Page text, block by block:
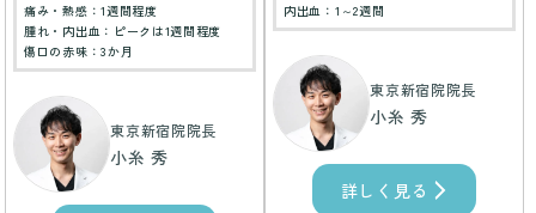
痛み・熱感：1週間程度
腫れ・内出血：ピークは1週間程度
傷口の赤味：3か月
東京新宿院院長
小糸 秀
内出血：1～2週間
東京新宿院院長
小糸 秀
詳しく見る